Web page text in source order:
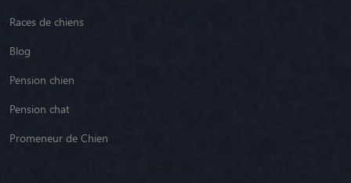
Races de chiens
Blog
Pension chien
Pension chat
Promeneur de Chien